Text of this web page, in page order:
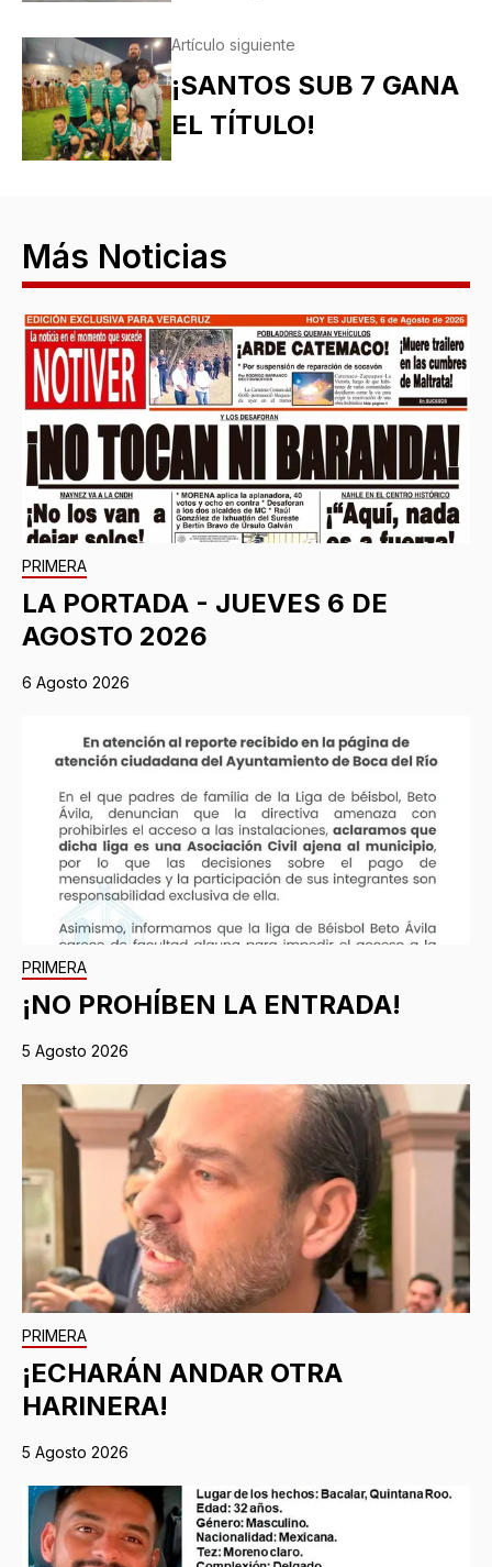
Artículo siguiente
¡SANTOS SUB 7 GANA
EL TÍTULO!
Más Noticias
PRIMERA
LA PORTADA - JUEVES 6 DE
AGOSTO 2026
6 Agosto 2026
PRIMERA
¡NO PROHÍBEN LA ENTRADA!
5 Agosto 2026
PRIMERA
¡ECHARÁN ANDAR OTRA
HARINERA!
5 Agosto 2026